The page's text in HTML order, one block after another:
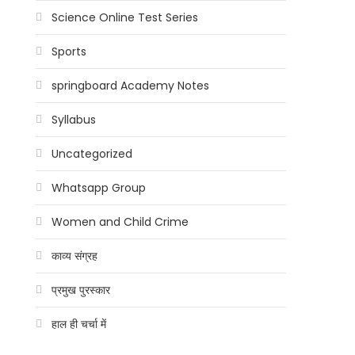
Science Online Test Series
Sports
springboard Academy Notes
Syllabus
Uncategorized
Whatsapp Group
Women and Child Crime
काव्य संग्रह
प्रमुख पुरस्कार
हाल ही चर्चा में